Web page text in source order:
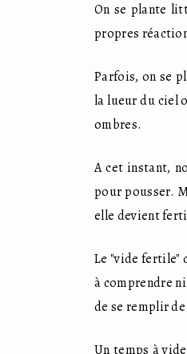
On se plante
propres
Parfois, on se
la lueur du ciel
ombres.
A cet instant,
pour pousser.
elle devient
Le "vide fertile"
à comprendre
de se remplir
Un temps à